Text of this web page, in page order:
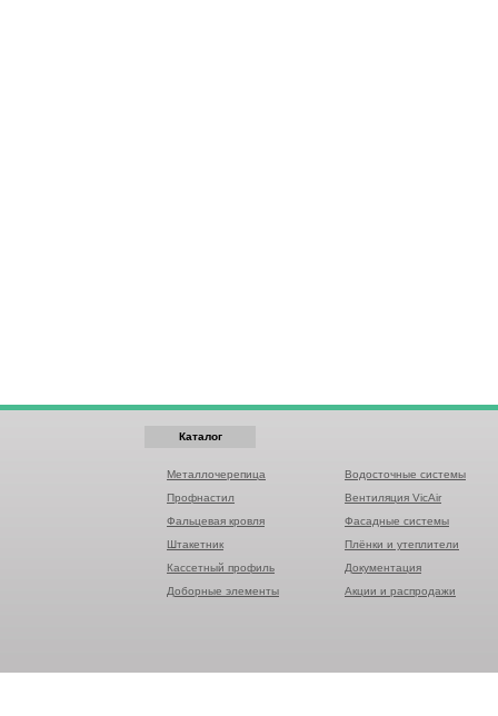
Каталог
Металлочерепица
Профнастил
Фальцевая кровля
Штакетник
Кассетный профиль
Доборные элементы
Водосточные системы
Вентиляция VicAir
Фасадные системы
Плёнки и утеплители
Документация
Акции и распродажи